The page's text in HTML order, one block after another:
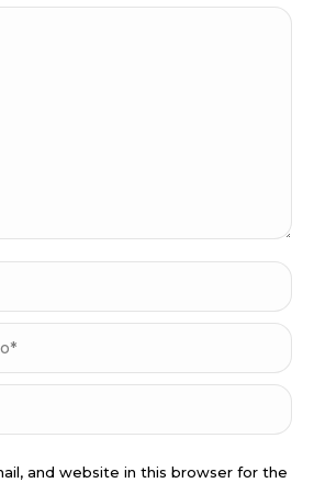
*
and website in this browser for the